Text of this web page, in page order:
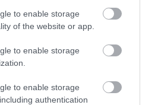
to enable storage
of the website or app.
to enable storage
to enable storage
authentication
2025. JANUÁR 27.
5 könnyen elkészíthető,
mennyei cukormentes